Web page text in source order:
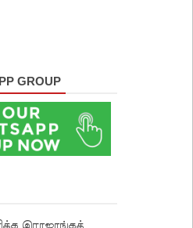
GROUP
இராஜாங்கத்